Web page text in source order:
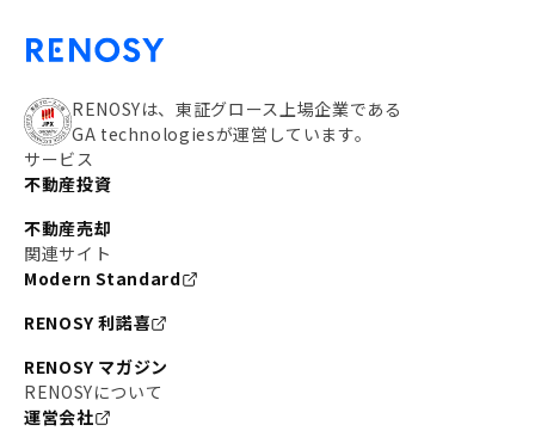
RENOSYは、東証グロース上場企業である
GA technologiesが運営しています。
サービス
不動産投資
不動産売却
関連サイト
Modern Standard
RENOSY 利諾喜
RENOSY マガジン
RENOSYについて
運営会社